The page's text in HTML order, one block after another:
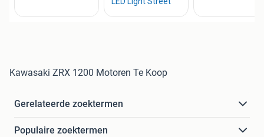
Kawasaki ZRX 1200 Motoren Te Koop
Gerelateerde zoektermen
Populaire zoektermen